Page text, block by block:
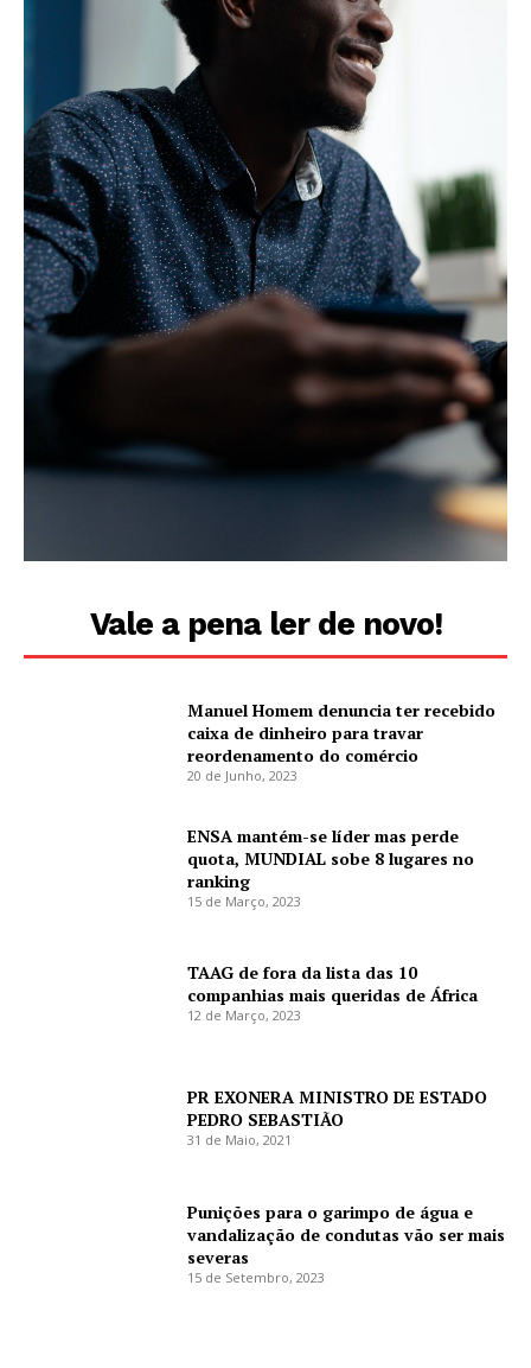
Vale a pena ler de novo!
Manuel Homem denuncia ter recebido
caixa de dinheiro para travar
reordenamento do comércio
20 de Junho, 2023
ENSA mantém-se líder mas perde
quota, MUNDIAL sobe 8 lugares no
ranking
15 de Março, 2023
TAAG de fora da lista das 10
companhias mais queridas de África
12 de Março, 2023
PR EXONERA MINISTRO DE ESTADO
PEDRO SEBASTIÃO
31 de Maio, 2021
Punições para o garimpo de água e
vandalização de condutas vão ser mais
severas
15 de Setembro, 2023